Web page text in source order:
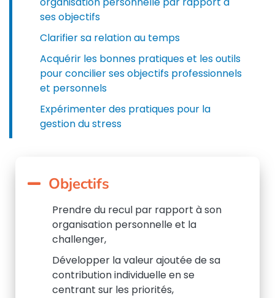
ses objectifs
Clarifier sa relation au temps
Acquérir les bonnes pratiques et les outils
pour concilier ses objectifs professionnels
et personnels
Expérimenter des pratiques pour la
gestion du stress
Objectifs
Prendre du recul par rapport à son
organisation personnelle et la
challenger,
Développer la valeur ajoutée de sa
contribution individuelle en se
centrant sur les priorités,